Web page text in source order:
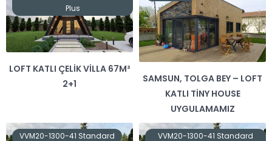
Plus
LOFT KATLI ÇELIK VILLA 67M²
2+1
SAMSUN, TOLGA BEY – LOFT
KATLI TINY HOUSE
UYGULAMAMIZ
VVM20-1300-41 Standard
VVM20-1300-41 Standard